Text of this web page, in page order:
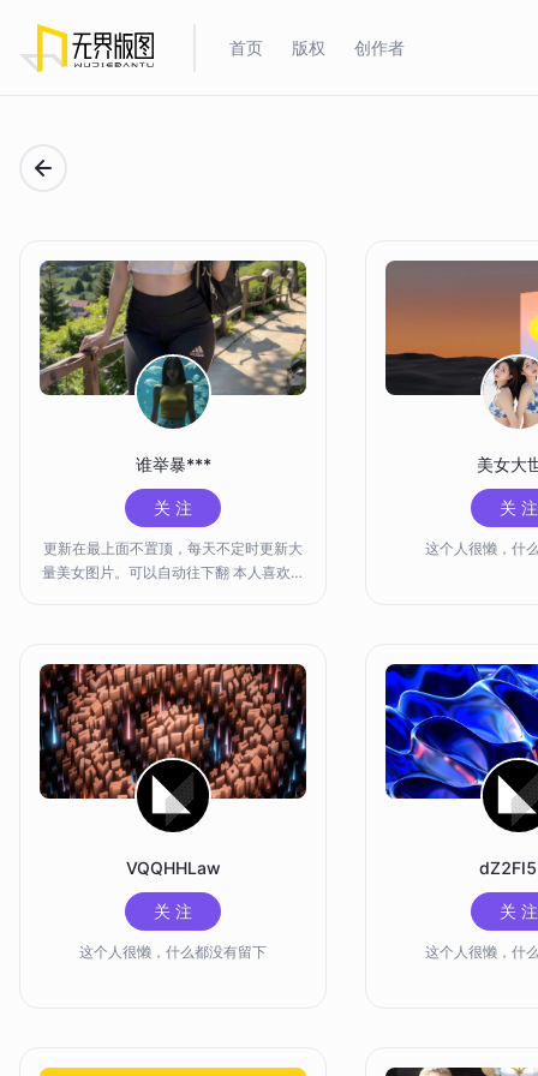
首页 版权 创作者
谁举暴***
关 注
更新在最上面不置顶，每天不定时更新大
量美女图片。可以自动往下翻 本人喜欢运
美女大
关 注
这个人很懒，什
VQQHHLaw
关 注
这个人很懒，什么都没有留下
关 注
这个人很懒，什